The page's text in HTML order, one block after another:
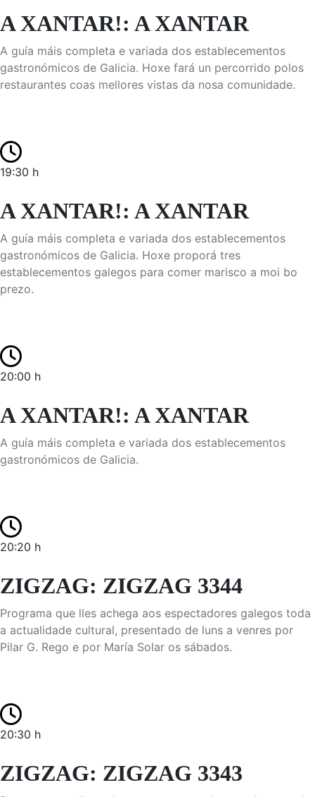
A XANTAR!: A XANTAR
A guía máis completa e variada dos establecementos
gastronómicos de Galicia. Hoxe fará un percorrido polos
restaurantes coas mellores vistas da nosa comunidade.
19:30 h
A XANTAR!: A XANTAR
A guía máis completa e variada dos establecementos
gastronómicos de Galicia. Hoxe proporá tres
establecementos galegos para comer marisco a moi bo
prezo.
20:00 h
A XANTAR!: A XANTAR
A guía máis completa e variada dos establecementos
gastronómicos de Galicia.
20:20 h
ZIGZAG: ZIGZAG 3344
Programa que lles achega aos espectadores galegos toda
a actualidade cultural, presentado de luns a venres por
Pilar G. Rego e por María Solar os sábados.
20:30 h
ZIGZAG: ZIGZAG 3343